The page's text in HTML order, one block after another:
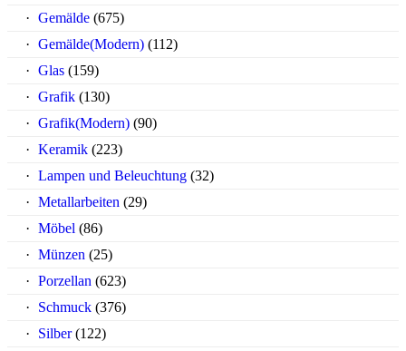
Gemälde (675)
Gemälde(Modern) (112)
Glas (159)
Grafik (130)
Grafik(Modern) (90)
Keramik (223)
Lampen und Beleuchtung (32)
Metallarbeiten (29)
Möbel (86)
Münzen (25)
Porzellan (623)
Schmuck (376)
Silber (122)